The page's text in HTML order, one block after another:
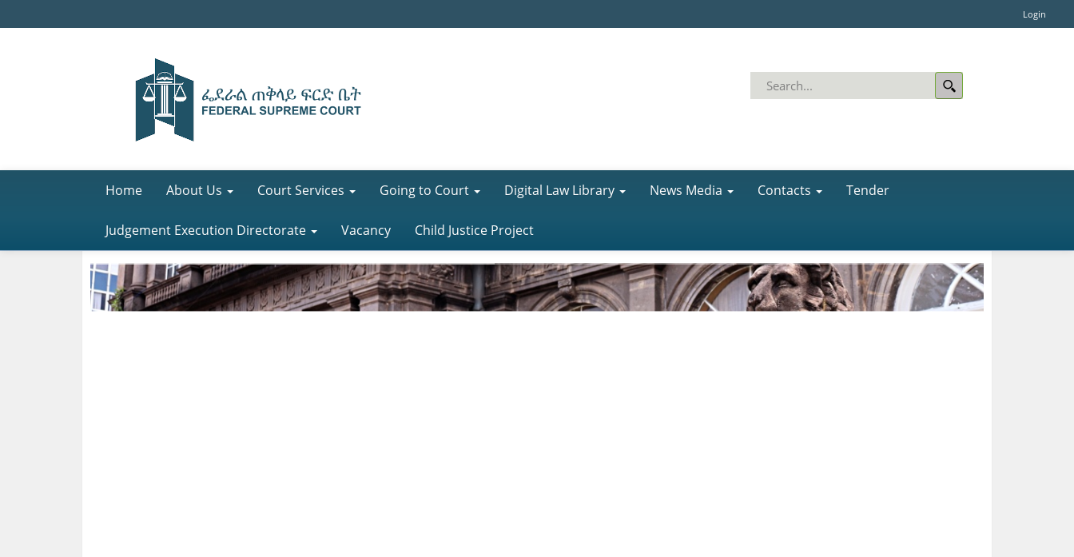
Login
Home About Us Court Services Going to Court Digital Law Library News Media Contacts Tender
Judgement Execution Directorate Vacancy Child Justice Project